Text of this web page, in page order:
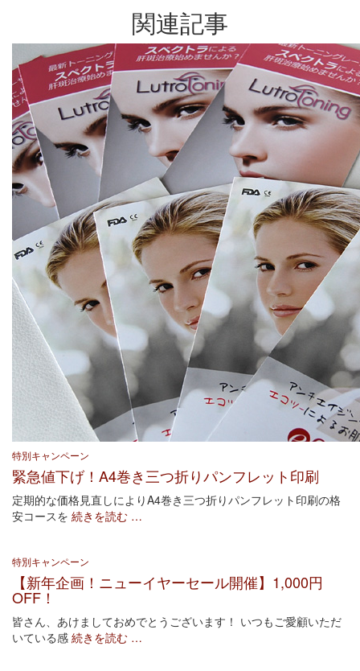
関連記事
特別キャンペーン
緊急値下げ！A4巻き三つ折りパンフレット印刷
定期的な価格見直しによりA4巻き三つ折りパンフレット印刷の格
安コースを 続きを読む …
特別キャンペーン
【新年企画！ニューイヤーセール開催】1,000円
OFF！
皆さん、あけましておめでとうございます！ いつもご愛顧いただ
いている感 続きを読む …